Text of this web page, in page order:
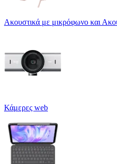
Ακουστικά με μικρόφωνο και
Κάμερες web